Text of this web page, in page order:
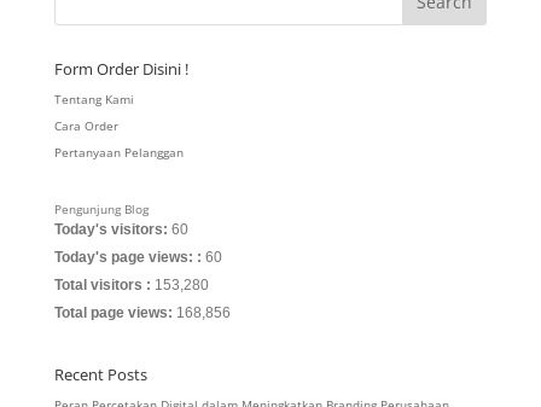
Form Order Disini !
Tentang Kami
Cara Order
Pertanyaan Pelanggan
Pengunjung Blog
Today's visitors: 60
Today's page views: : 60
Total visitors : 153,280
Total page views: 168,856
Recent Posts